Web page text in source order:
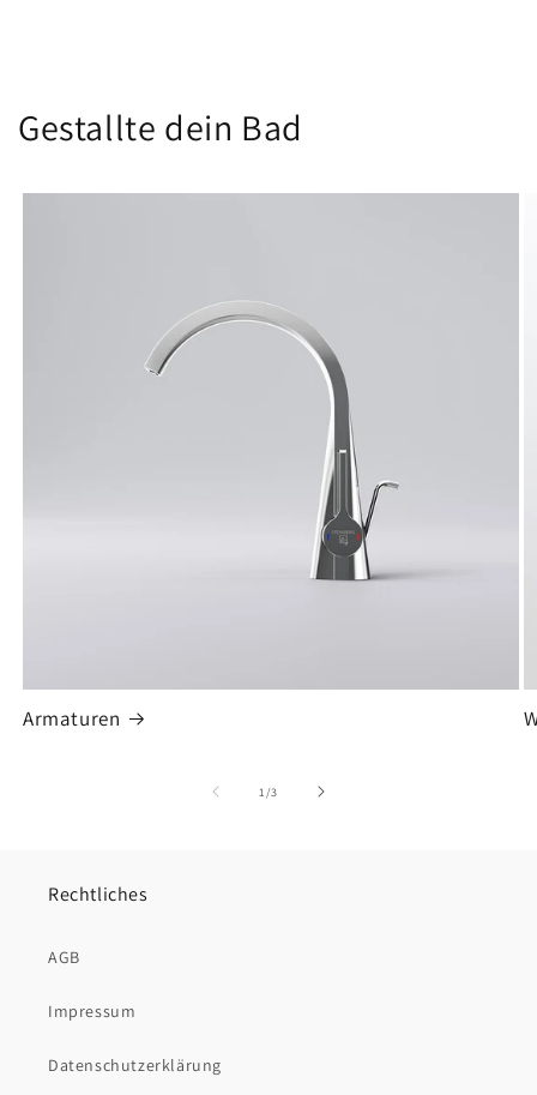
Gestallte dein Bad
Armaturen
1 /von
3
Rechtliches
AGB
Impressum
Datenschutzerklärung